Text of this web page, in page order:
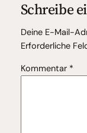
Schreibe
Deine E-Mail-
Erforderliche
Kommentar *